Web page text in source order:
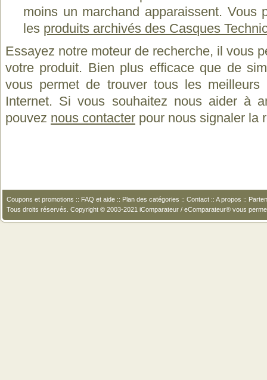
moins un marchand apparaissent. Vous
les produits archivés des Casques
Essayez notre moteur de recherche, il vous
votre produit. Bien plus efficace que de
vous permet de trouver tous les
Internet. Si vous souhaitez nous aider à
pouvez nous contacter pour nous signaler la
Coupons et promotions :: FAQ et aide :: Plan des catégories :: Contact :: A propos ::
Tous droits réservés. Copyright © 2003-2021 iComparateur / eComparateur® vous